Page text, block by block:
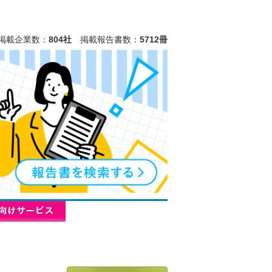
載企業数： 804社 掲載報告書数： 5712冊